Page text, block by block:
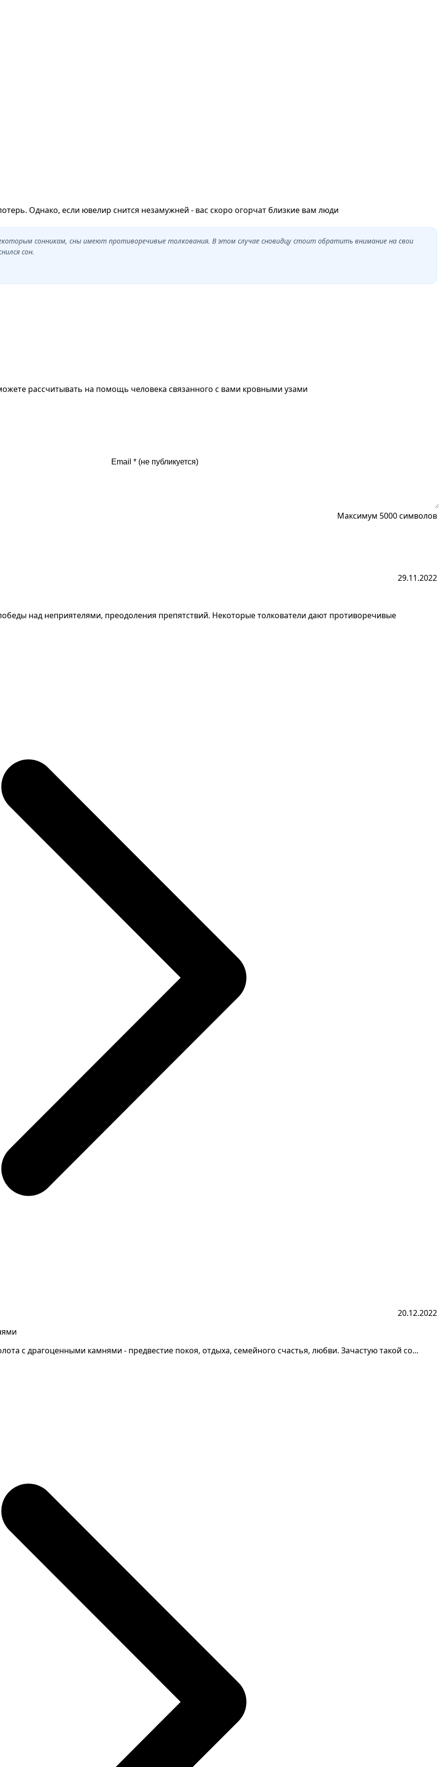
Однако, если ювелир снится незамужней - вас скоро огорчат близкие вам люди
сонникам, сны имеют противоречивые толкования. В этом случае сновидцу стоит обратить внимание на свои
сон.
рассчитывать на помощь человека связанного с вами кровными узами
Максимум 5000 символов
29.11.2022
над неприятелями, преодоления препятствий. Некоторые толкователи дают противоречивые
20.12.2022
с драгоценными камнями - предвестие покоя, отдыха, семейного счастья, любви. Зачастую такой со...